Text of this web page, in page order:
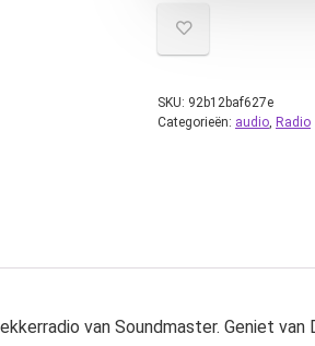
SKU: 92b12baf627e
Categorieën: audio, Radio
van Soundmaster. Geniet